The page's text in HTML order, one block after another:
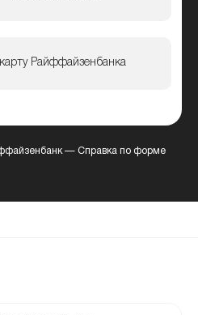
Райффайзенбанка
— Справка по форме